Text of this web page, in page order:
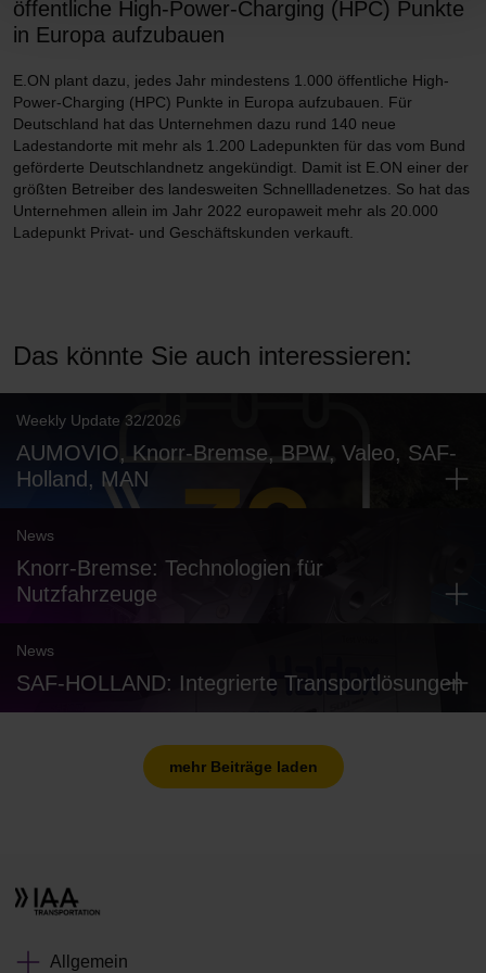
öffentliche High-Power-Charging (HPC) Punkte
in Europa aufzubauen
E.ON plant dazu, jedes Jahr mindestens 1.000 öffentliche High-
Power-Charging (HPC) Punkte in Europa aufzubauen. Für
Deutschland hat das Unternehmen dazu rund 140 neue
Ladestandorte mit mehr als 1.200 Ladepunkten für das vom Bund
geförderte Deutschlandnetz angekündigt. Damit ist E.ON einer der
größten Betreiber des landesweiten Schnellladenetzes. So hat das
Unternehmen allein im Jahr 2022 europaweit mehr als 20.000
Ladepunkt Privat- und Geschäftskunden verkauft.
Das könnte Sie auch interessieren:
Weekly Update 32/2026
AUMOVIO, Knorr-Bremse, BPW, Valeo, SAF-
Holland, MAN
News
Knorr-Bremse: Technologien für
Nutzfahrzeuge
News
SAF-HOLLAND: Integrierte Transportlösungen
mehr Beiträge laden
Allgemein